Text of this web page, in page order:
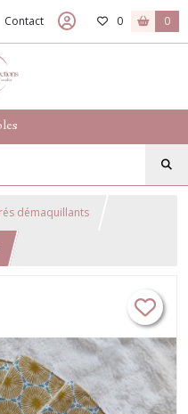
Contact 0 0
démaquillants